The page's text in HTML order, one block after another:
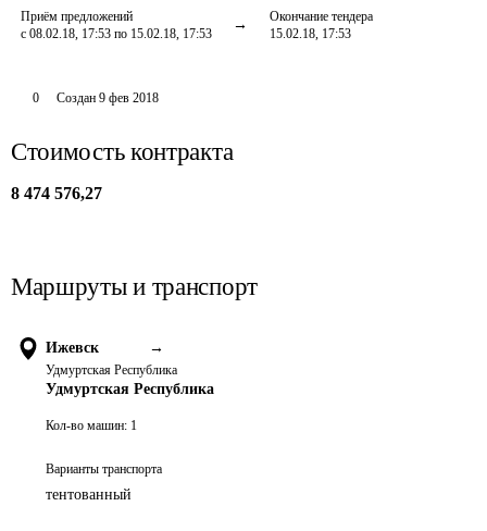
Приём предложений
с 08.02.18, 17:53 по 15.02.18, 17:53
Окончание тендера
15.02.18, 17:53
0 Создан 9 фев 2018
Стоимость контракта
8 474 576,27
Маршруты и транспорт
Ижевск →
Удмуртская Республика
Удмуртская Республика
Кол-во машин: 1
Варианты транспорта
тентованный